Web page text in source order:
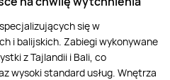
się w
i balijskich. Zabiegi wykonywane
z Tajlandii i Bali, co
wysoki standard usług. Wnętrza